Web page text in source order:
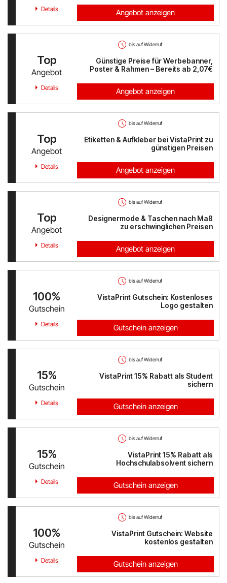
Austrian Airlines
Mr Beam
ALPS RESORTS
Yves Rocher
Thalia
Douglas
Details Angebot anzeigen
bis auf Widerruf
Top
Angebot
Günstige Preise für Werbebanner,
Poster & Rahmen – Bereits ab 2,07€
Details Angebot anzeigen
bis auf Widerruf
Top
Angebot
Eti­ket­ten & Auf­kle­ber bei VistaPrint zu
günstigen Preisen
Details Angebot anzeigen
bis auf Widerruf
Top
Angebot
Designermode & Taschen nach Maß
zu erschwinglichen Preisen
Details Angebot anzeigen
bis auf Widerruf
100%
Gutschein
VistaPrint Gutschein: Kostenloses
Logo gestalten
Details Gutschein anzeigen
bis auf Widerruf
15%
Gutschein
VistaPrint 15% Rabatt als Student
sichern
Details Gutschein anzeigen
bis auf Widerruf
15%
Gutschein
VistaPrint 15% Rabatt als
Hochschulabsolvent sichern
Details Gutschein anzeigen
bis auf Widerruf
100%
Gutschein
VistaPrint Gutschein: Website
kostenlos gestalten
Details Gutschein anzeigen